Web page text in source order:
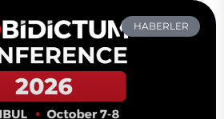
HABERLER